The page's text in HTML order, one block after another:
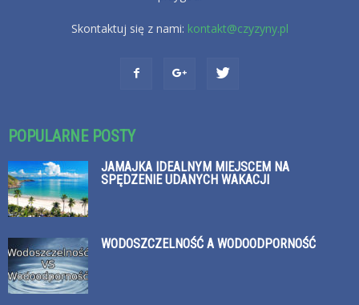
Skontaktuj się z nami: kontakt@czyzyny.pl
POPULARNE POSTY
JAMAJKA IDEALNYM MIEJSCEM NA
SPĘDZENIE UDANYCH WAKACJI
WODOSZCZELNOŚĆ A WODOODPORNOŚĆ